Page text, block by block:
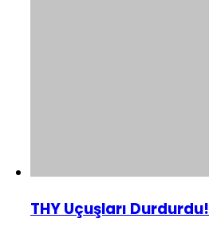
THY Uçuşları Durdurdu!